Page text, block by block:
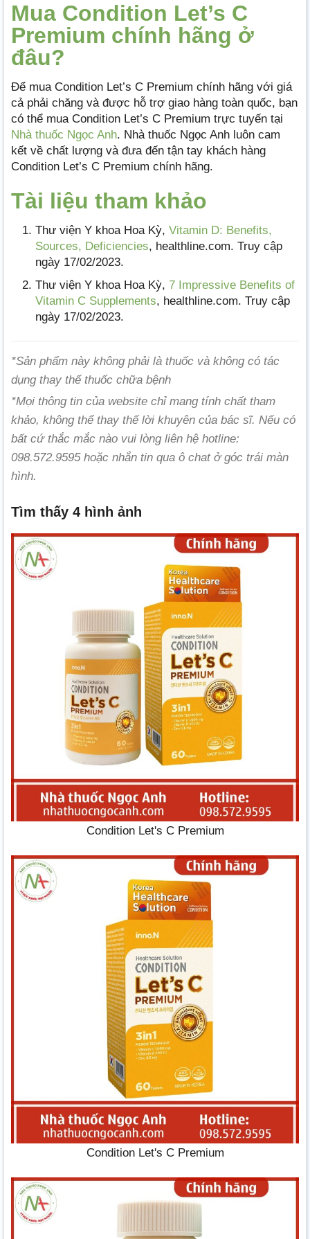
Mua Condition Let’s C
Premium chính hãng ở
đâu?
Để mua Condition Let’s C Premium chính hãng với giá
cả phải chăng và được hỗ trợ giao hàng toàn quốc, bạn
có thể mua Condition Let’s C Premium trực tuyến tại
Nhà thuốc Ngọc Anh. Nhà thuốc Ngọc Anh luôn cam
kết về chất lượng và đưa đến tận tay khách hàng
Condition Let’s C Premium chính hãng.
Tài liệu tham khảo
Thư viện Y khoa Hoa Kỳ, Vitamin D: Benefits,
Sources, Deficiencies, healthline.com. Truy cập
ngày 17/02/2023.
Thư viện Y khoa Hoa Kỳ, 7 Impressive Benefits of
Vitamin C Supplements, healthline.com. Truy cập
ngày 17/02/2023.
*Sản phẩm này không phải là thuốc và không có tác
dụng thay thế thuốc chữa bệnh
*Mọi thông tin của website chỉ mang tính chất tham
khảo, không thể thay thế lời khuyên của bác sĩ. Nếu có
bất cứ thắc mắc nào vui lòng liên hệ hotline:
098.572.9595 hoặc nhắn tin qua ô chat ở góc trái màn
hình.
Tìm thấy 4 hình ảnh
Condition Let's C Premium
Condition Let's C Premium